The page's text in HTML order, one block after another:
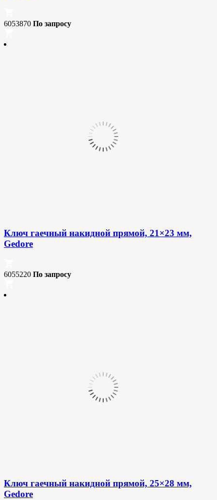
6053870 По запросу
Ключ гаечный накидной прямой, 21×23 мм,
Gedore
6055220 По запросу
Ключ гаечный накидной прямой, 25×28 мм,
Gedore